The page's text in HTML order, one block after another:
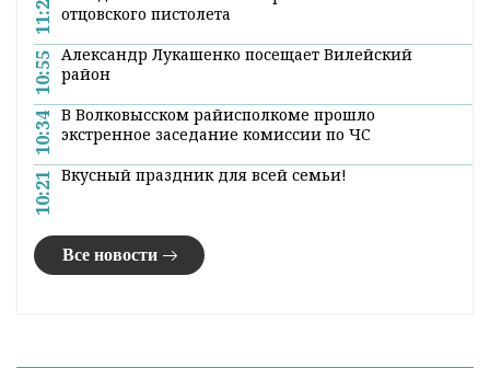
Об этом сообщают в областном
управлении МЧС.
Показательный во всех смыслах случай
произошел утром в воскресенье в деревне
Острово Зельвенского района. Сельчане
увидели, как горит один из домов. Они
знали, что внутри находится 69-летний
хозяин. Приехавшие погостить к родителям
выбили окно и вытащили мужчину на
свежий воздух. Как рассказал потерпевший,